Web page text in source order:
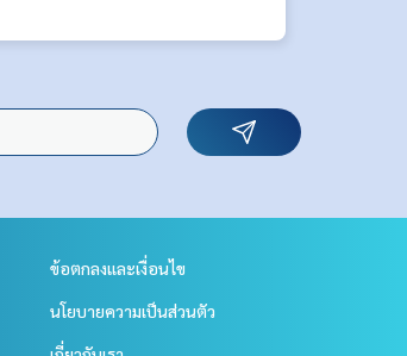
ข้อตกลงและเงื่อนไข
นโยบายความเป็นส่วนตัว